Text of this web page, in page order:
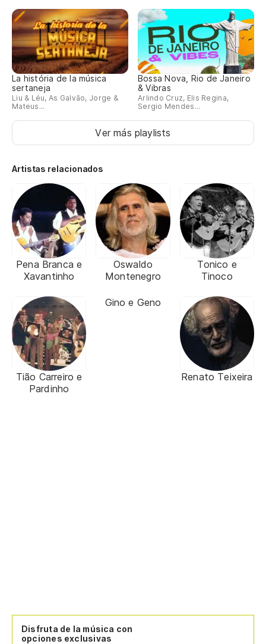
La história de la música
sertaneja
Liu & Léu, As Galvão, Jorge &
Mateus...
Bossa Nova, Rio de Janeiro
& Vibras
Arlindo Cruz, Elis Regina,
Sergio Mendes...
Ver más playlists
Artistas relacionados
Pena Branca e
Xavantinho
Oswaldo
Montenegro
Tonico e
Tinoco
Tião Carreiro e
Pardinho
Gino e Geno
Renato Teixeira
Disfruta de la música con
opciones exclusivas